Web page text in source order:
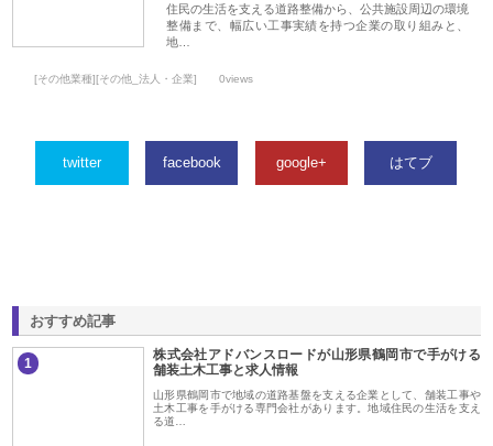
住民の生活を支える道路整備から、公共施設周辺の環境
整備まで、幅広い工事実績を持つ企業の取り組みと、
地…
[その他業種][その他_法人・企業] 0views
twitter facebook google+ はてブ
おすすめ記事
1
株式会社アドバンスロードが山形県鶴岡市で手がける
舗装土木工事と求人情報
山形県鶴岡市で地域の道路基盤を支える企業として、舗装工事や
土木工事を手がける専門会社があります。地域住民の生活を支え
る道…